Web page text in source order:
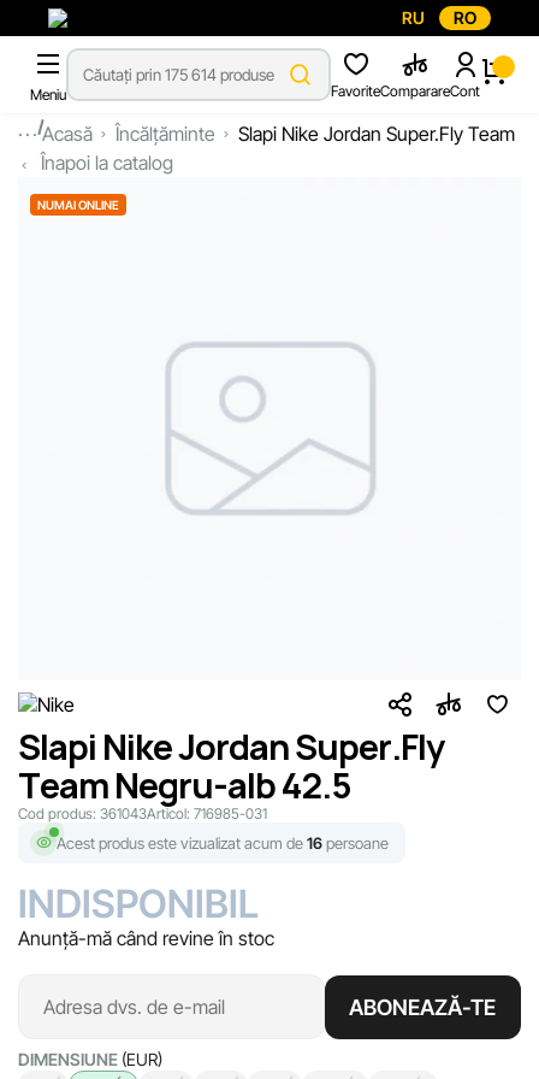
RU RO
Meniu FavoriteComparareCont
...Acasă Încălțăminte
Slapi Nike Jordan Super.Fly Team
Înapoi la catalog
NUMAI ONLINE
Slapi Nike Jordan Super.Fly
Team Negru-alb 42.5
Cod produs: 361043Articol: 716985-031
Acest produs este vizualizat acum de16persoane
INDISPONIBIL
Anunță-mă când revine în stoc
ABONEAZĂ-TE
DIMENSIUNE (EUR)